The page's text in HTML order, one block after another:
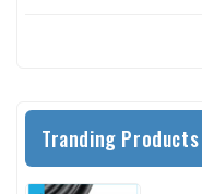
Tranding Products